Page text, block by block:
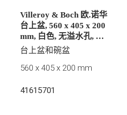
Villeroy & Boch 欧.诺华
台上盆, 560 x 405 x 200
mm, 白色, 无溢水孔, 未
抛光
台上盆和碗盆
560 x 405 x 200 mm
41615701